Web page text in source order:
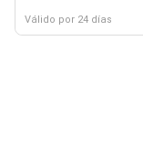
Válido por 24 días